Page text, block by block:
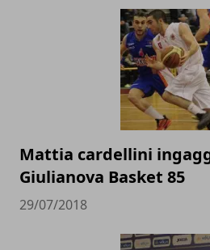
Mattia cardellini
Giulianova Basket 85
29/07/2018